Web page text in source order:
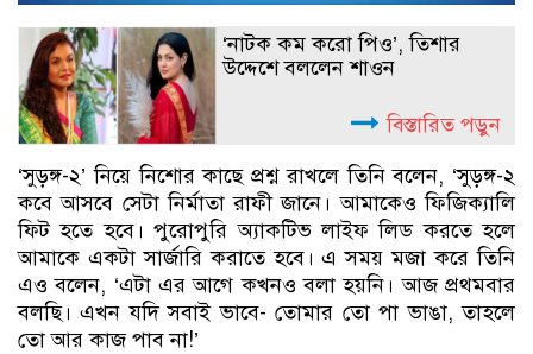
‘নাটক কম করো পিও’, তিশার
উদ্দেশে বললেন শাওন
বিস্তারিত পড়ুন
‘সুড়ঙ্গ-২’ নিয়ে নিশোর কাছে প্রশ্ন রাখলে তিনি বলেন, ‘সুড়ঙ্গ-২
কবে আসবে সেটা নির্মাতা রাফী জানে। আমাকেও ফিজিক্যালি
ফিট হতে হবে। পুরোপুরি অ্যাকটিভ লাইফ লিড করতে হলে
আমাকে একটা সার্জারি করাতে হবে। এ সময় মজা করে তিনি
এও বলেন, ‘এটা এর আগে কখনও বলা হয়নি। আজ প্রথমবার
বলছি। এখন যদি সবাই ভাবে- তোমার তো পা ভাঙা, তাহলে
তো আর কাজ পাব না!’